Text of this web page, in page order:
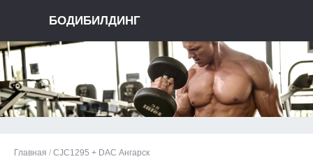
БОДИБИЛДИНГ
Главная / CJC1295 + DAC Ангарск